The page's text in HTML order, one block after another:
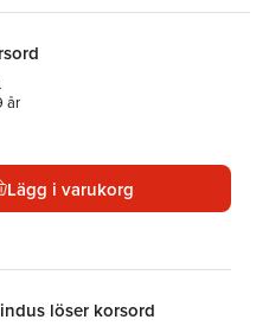
år
Lägg i varukorg
löser korsord